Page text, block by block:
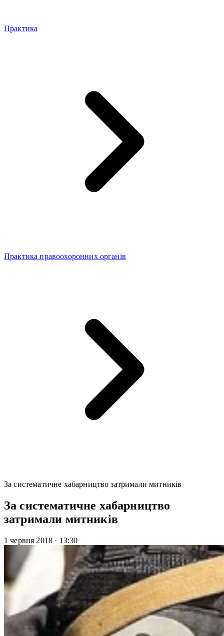
Практика
Практика правоохоронних органів
За систематичне хабарництво затримали митників
За систематичне хабарництво
затримали митників
1 червня 2018 · 13:30